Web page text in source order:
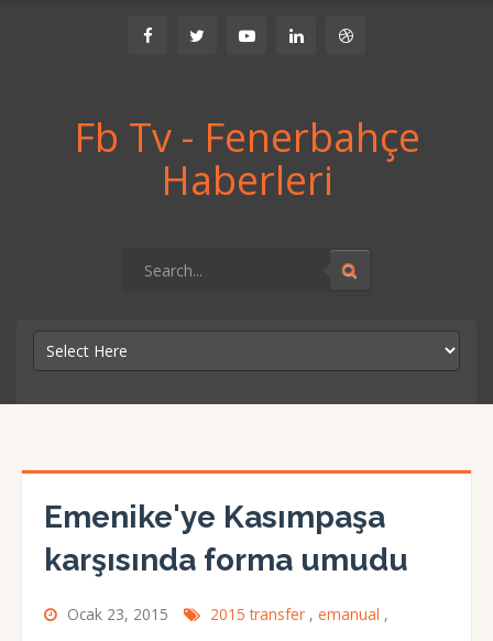
Fb Tv - Fenerbahçe
Haberleri
Emenike'ye Kasımpaşa
karşısında forma umudu
Ocak 23, 2015 2015 transfer , emanual ,